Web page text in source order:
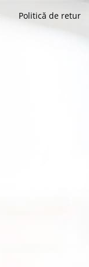
Politică de retur